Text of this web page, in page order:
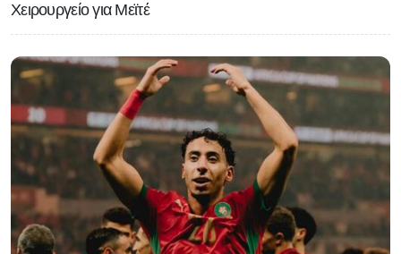
Χειρουργείο για Μεϊτέ